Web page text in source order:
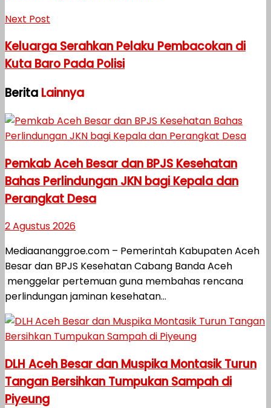
Next Post
Keluarga Serahkan Pelaku Pembacokan di
Kuta Baro Pada Polisi
Berita Lainnya
Pemkab Aceh Besar dan BPJS Kesehatan
Bahas Perlindungan JKN bagi Kepala dan
Perangkat Desa
2 Agustus 2026
Mediaananggroe.com – Pemerintah Kabupaten Aceh
Besar dan BPJS Kesehatan Cabang Banda Aceh
menggelar pertemuan guna membahas rencana
perlindungan jaminan kesehatan...
DLH Aceh Besar dan Muspika Montasik Turun
Tangan Bersihkan Tumpukan Sampah di
Piyeung